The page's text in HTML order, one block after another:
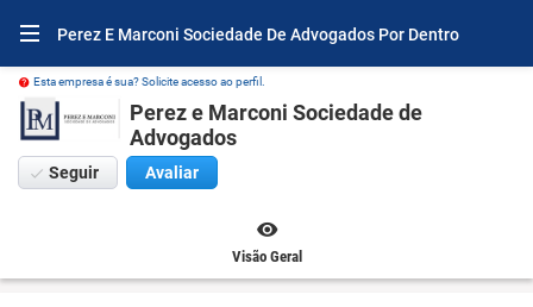
Perez E Marconi Sociedade De Advogados Por Dentro
Esta empresa é sua? Solicite acesso ao perfil.
Perez e Marconi Sociedade de
Advogados
Seguir Avaliar
Visão Geral